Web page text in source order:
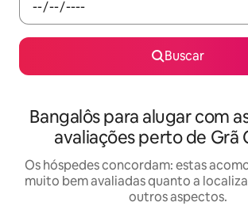
Buscar
Bangalôs para alugar com
avaliações perto de Grã
Os hóspedes concordam: estas
muito bem avaliadas quanto a
outros aspectos.